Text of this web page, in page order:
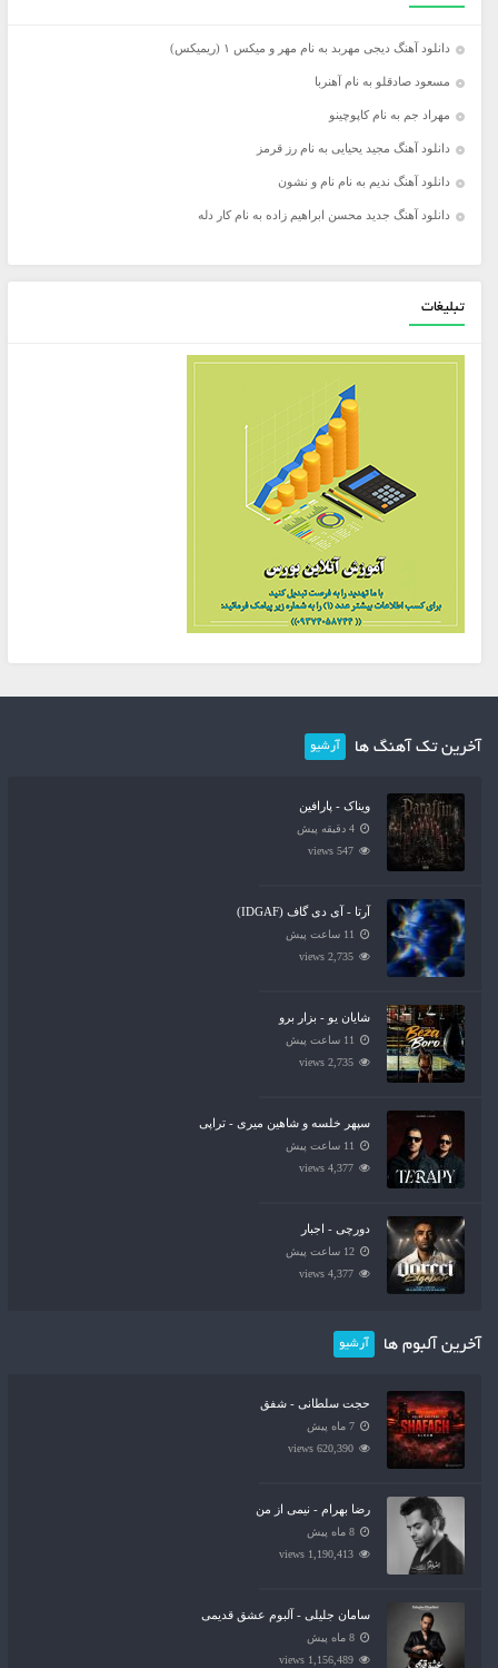
دانلود آهنگ دیجی مهربد به نام مهر و میکس ۱ (ریمیکس)
مسعود صادقلو به نام آهنربا
مهراد جم به نام کاپوچینو
دانلود آهنگ مجید یحیایی به نام رز قرمز
دانلود آهنگ ندیم به نام نام و نشون
دانلود آهنگ جدید محسن ابراهیم زاده به نام کار دله
تبلیغات
آخرین تک آهنگ ها آرشیو
ویناک - پارافین
4 دقیقه پیش
547 views
آرتا - آی دی گاف (IDGAF)
11 ساعت پیش
2,735 views
شایان یو - بزار برو
11 ساعت پیش
2,735 views
سپهر خلسه و شاهین میری - تراپی
11 ساعت پیش
4,377 views
دورچی - اجبار
12 ساعت پیش
4,377 views
آخرین آلبوم ها آرشیو
حجت سلطانی - شفق
7 ماه پیش
620,390 views
رضا بهرام - نیمی از من
8 ماه پیش
1,190,413 views
سامان جلیلی - آلبوم عشق قدیمی
8 ماه پیش
1,156,489 views